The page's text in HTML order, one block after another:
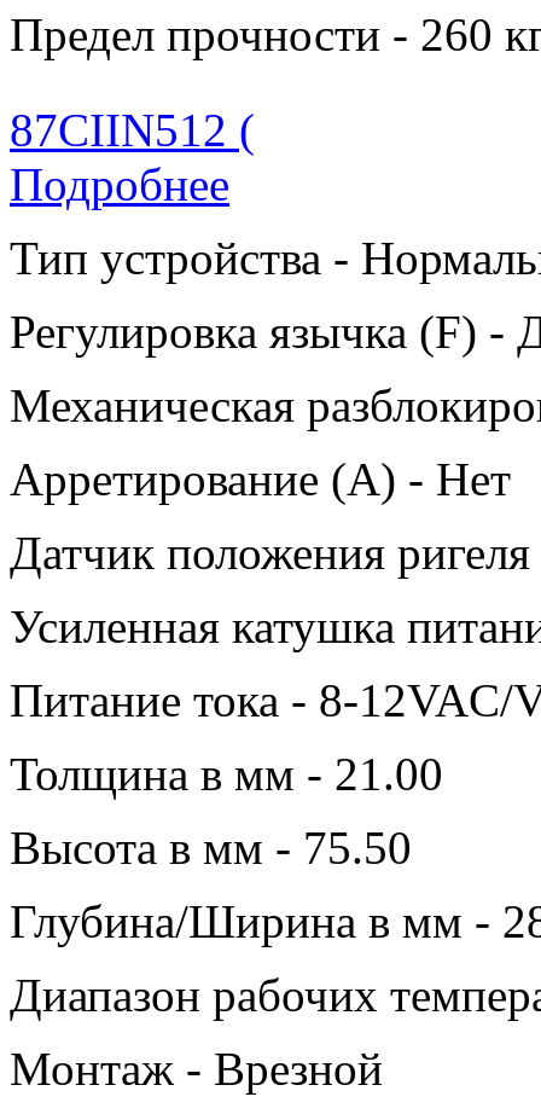
Предел прочности - 260
87CIIN512 (
Подробнее
Тип устройства -
Регулировка язычка (F) -
Механическая
Арретирование (A) - Нет
Датчик положения
Усиленная катушка
Питание тока - 8-12VAC/
Толщина в мм - 21.00
Высота в мм - 75.50
Глубина/Ширина в мм -
Диапазон рабочих
Монтаж - Врезной